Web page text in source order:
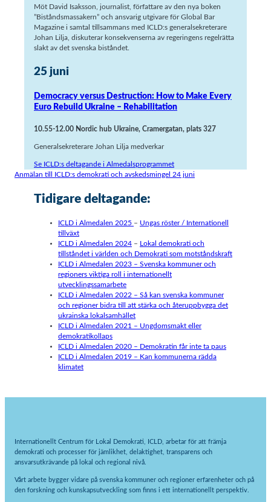
Möt David Isaksson, journalist, författare av den nya boken
”Biståndsmassakern” och ansvarig utgivare för Global Bar
Magazine i samtal tillsammans med ICLD:s generalsekreterare
Johan Lilja, diskuterar konsekvenserna av regeringens regelrätta
slakt av det svenska biståndet.
25 juni
Democracy versus Destruction: How to Make Every
Euro Rebuild Ukraine – Rehabilitation
10.55-12.00 Nordic hub Ukraine, Cramergatan, plats 327
Generalsekreterare Johan Lilja medverkar
Se ICLD:s deltagande i Almedalsprogrammet
Anmälan till ICLD:s demokrati och avskedsmingel 24 juni
Tidigare deltagande:
ICLD i Almedalen 2025 – Ungas röster / Internationell
tillväxt
ICLD i Almedalen 2024 –
Lokal demokrati och
tillståndet i världen och Demokrati som motståndskraft
ICLD i Almedalen 2023 – Svenska kommuner och
regioners viktiga roll i internationellt
utvecklingssamarbete
ICLD i Almedalen 2022 – Så kan svenska kommuner
och regioner bidra till att stärka och återuppbygga det
ukrainska lokalsamhället
ICLD i Almedalen 2021 – Ungdomsmakt eller
demokratikollaps
ICLD i Almedalen 2020 – Demokratin får inte ta paus
ICLD i Almedalen 2019 – Kan kommunerna rädda
klimatet
Internationellt Centrum för Lokal Demokrati, ICLD, arbetar för att främja
demokrati och processer för jämlikhet, delaktighet, transparens och
ansvarsutkrävande på lokal och regional nivå.
Vårt arbete bygger vidare på svenska kommuner och regioner erfarenheter och på
den forskning och kunskapsutveckling som finns i ett internationellt perspektiv.